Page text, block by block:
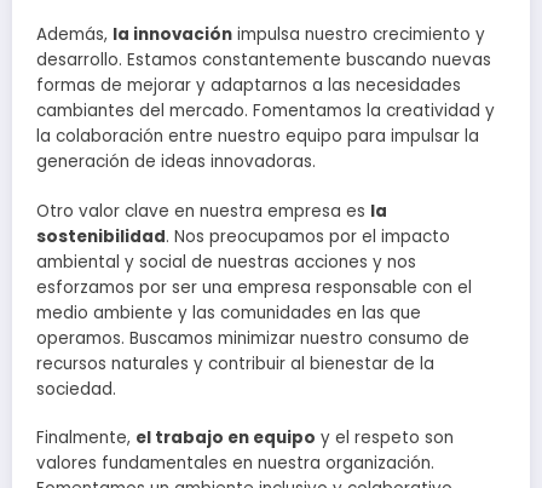
Además, la innovación impulsa nuestro crecimiento y
desarrollo. Estamos constantemente buscando nuevas
formas de mejorar y adaptarnos a las necesidades
cambiantes del mercado. Fomentamos la creatividad y
la colaboración entre nuestro equipo para impulsar la
generación de ideas innovadoras.
Otro valor clave en nuestra empresa es la
sostenibilidad. Nos preocupamos por el impacto
ambiental y social de nuestras acciones y nos
esforzamos por ser una empresa responsable con el
medio ambiente y las comunidades en las que
operamos. Buscamos minimizar nuestro consumo de
recursos naturales y contribuir al bienestar de la
sociedad.
Finalmente, el trabajo en equipo y el respeto son
valores fundamentales en nuestra organización.